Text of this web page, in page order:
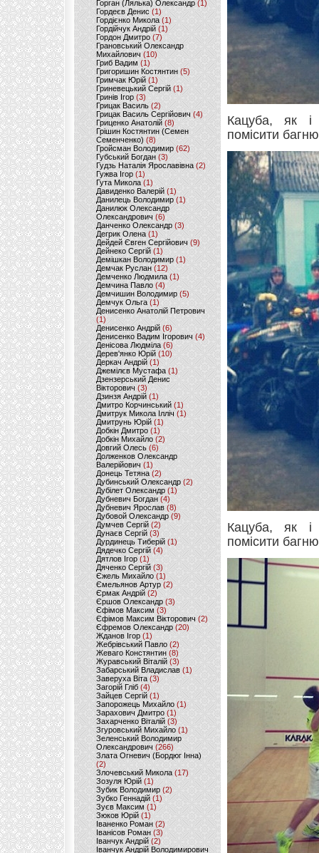
Горган (Лялька) Олександр(1)
Гордеєв Денис (1)
Гордієнко Микола (1)
Гордійчук Андрій (1)
Гордон Дмитро (7)
Грановський Олександр
Михайлович (10)
Гриб Вадим (1)
Григоришин Костянтин (5)
Гримчак Юрій(1)
Гриневецький Сергій(1)
Гринів Ігор (3)
Грицак Василь (2)
Грицак Василь Сергійович (4)
Гриценко Анатолій (8)
Грішин Костянтин (Семен
Семенченко)(8)
Гройсман Володимир(62)
Губський Богдан (3)
Гудзь Наталія Ярославівна(2)
Гужва Ігор (1)
Гута Микола (1)
Давиденко Валерій (1)
Данилець Володимир(1)
Данилюк Олександр
Олександрович (6)
Данченко Олександр (3)
Дегрик Олена(1)
Дейдей Євген Сергійович(9)
Дейнеко Сергій (1)
Демішкан Володимир(1)
Демчак Руслан (12)
Демченко Людмила (1)
Демчина Павло (4)
Демчишин Володимир (5)
Демчук Ольга(1)
Денисенко Анатолій Петрович
(1)
Денисенко Андрій (6)
Денисенко Вадим Ігорович (4)
Денісова Людміла(6)
Дерев'янко Юрій(10)
Деркач Андрій(1)
Джемілєв Мустафа (1)
Дзензерський Денис
Вікторович (3)
Дзинзя Андрій (1)
Дмитро Корчинський (1)
Дмитрук Микола Ілліч (1)
Дмитрунь Юрій (1)
Добкін Дмитро(1)
Добкін Михайло (2)
Довгий Олесь (6)
Долженков Олександр
Валерійович (1)
Донець Тетяна (2)
Дубинський Олександр(2)
Дубілет Олександр (1)
Дубневич Богдан (4)
Дубневич Ярослав (8)
Дубовой Олександр(9)
Думчев Сергій (2)
Дунаєв Сергій(3)
Дурдинець Тиберій (1)
Дядечко Сергій (4)
Дятлов Ігор (1)
Дяченко Сергій (3)
Єжель Михайло (1)
Ємельянов Артур (2)
Єрмак Андрій (2)
Єршов Олександр (3)
Єфімов Максим (3)
Єфімов Максим Вікторович (2)
Єфремов Олександр (20)
Жданов Ігор (1)
Жебрівський Павло (2)
Жеваго Констянтин (8)
Журавський Віталій (3)
Забарський Владислав (1)
Заверуха Віта (3)
Загорій Гліб (4)
Зайцев Сергій(1)
Запорожець Михайло (1)
Зарахович Дмитро (1)
Захарченко Віталій (3)
Згуровський Михайло (1)
Зеленський Володимир
Олександрович (266)
Злата Огневич (Бордюг Інна)
(2)
Злочевський Микола(17)
Зозуля Юрій (1)
Зубик Володимир (2)
Зубко Геннадій (1)
Зуєв Максим(1)
Зюков Юрій (1)
Іваненко Роман (2)
Іванісов Роман (3)
Іванчук Андрій(2)
Іванчук Андрій Володимирович
Кацуба, як і
помісити
Кацуба, як і
помісити